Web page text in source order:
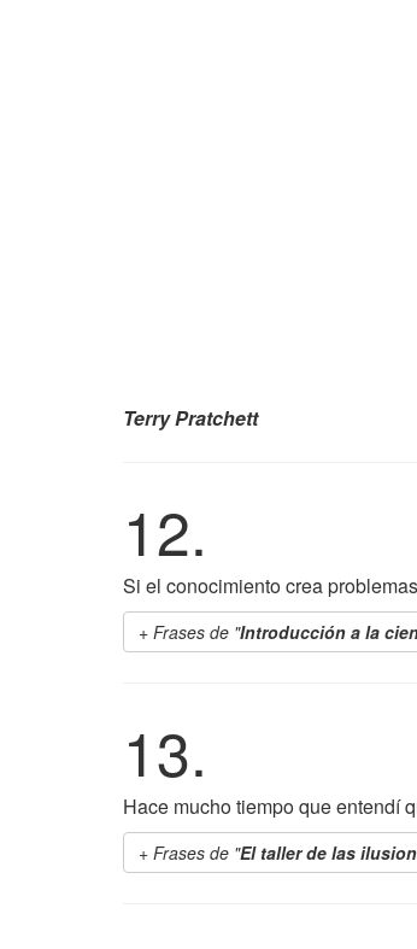
Terry Pratchett
12.
Si el conocimiento crea
Frases de "Introducción a la
13.
Hace mucho tiempo que entendí
Frases de "El taller de las